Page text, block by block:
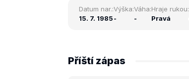
Datum nar.:
15. 7. 1985
Výška:
-
Váha:
-
Hraje rukou:
Pravá
Příští zápas